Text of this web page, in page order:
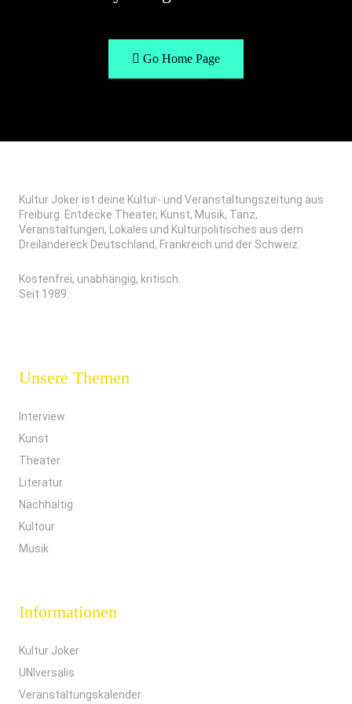
Go Home Page
Kultur Joker ist deine Kultur- und Veranstaltungszeitung aus
Freiburg. Entdecke Theater, Kunst, Musik, Tanz,
Veranstaltungen, Lokales und Kulturpolitisches aus dem
Dreiländereck Deutschland, Frankreich und der Schweiz.
Kostenfrei, unabhängig, kritisch.
Seit 1989.
Unsere Themen
Interview
Kunst
Theater
Literatur
Nachhaltig
Kultour
Musik
Informationen
Kultur Joker
UNIversalis
Veranstaltungskalender